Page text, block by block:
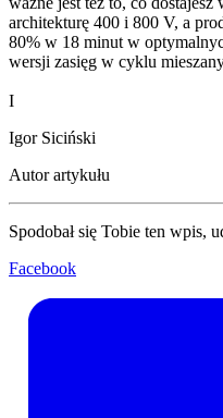
architekturę 400 i 800 V, a
80% w 18 minut w
wersji zasięg w cyklu
I
Igor Siciński
Autor artykułu
Spodobał się Tobie ten wpis,
Facebook